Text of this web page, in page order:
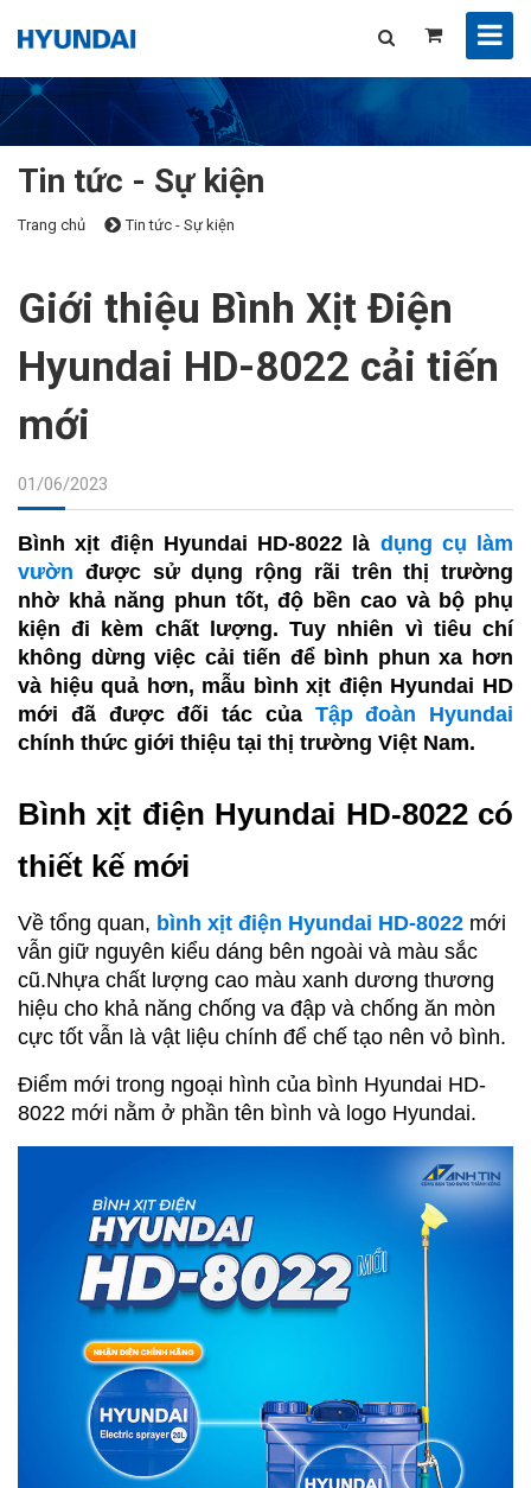
Tin tức - Sự kiện
Trang chủ Tin tức - Sự kiện
Giới thiệu Bình Xịt Điện
Hyundai HD-8022 cải tiến
mới
01/06/2023
Bình xịt điện Hyundai HD-8022 là dụng cụ làm
vườn được sử dụng rộng rãi trên thị trường
nhờ khả năng phun tốt, độ bền cao và bộ phụ
kiện đi kèm chất lượng. Tuy nhiên vì tiêu chí
không dừng việc cải tiến để bình phun xa hơn
và hiệu quả hơn, mẫu bình xịt điện Hyundai HD
mới đã được đối tác của Tập đoàn Hyundai
chính thức giới thiệu tại thị trường Việt Nam.
Bình xịt điện Hyundai HD-8022 có
thiết kế mới
Về tổng quan, bình xịt điện Hyundai HD-8022 mới
vẫn giữ nguyên kiểu dáng bên ngoài và màu sắc
cũ.Nhựa chất lượng cao màu xanh dương thương
hiệu cho khả năng chống va đập và chống ăn mòn
cực tốt vẫn là vật liệu chính để chế tạo nên vỏ bình.
Điểm mới trong ngoại hình của bình Hyundai HD-
8022 mới nằm ở phần tên bình và logo Hyundai.